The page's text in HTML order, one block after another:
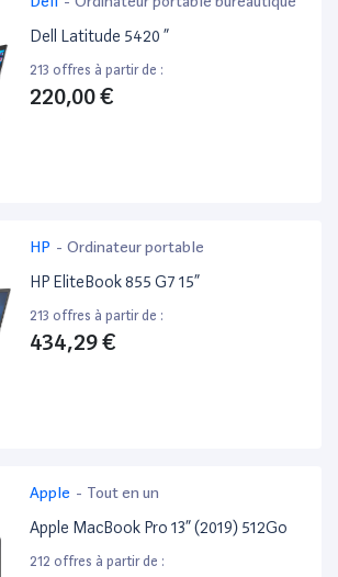
Dell Latitude 5420 ”
213 offres à partir de :
220,00 €
HP - Ordinateur portable
HP EliteBook 855 G7 15”
213 offres à partir de :
434,29 €
Apple - Tout en un
Apple MacBook Pro 13” (2019) 512Go
212 offres à partir de :